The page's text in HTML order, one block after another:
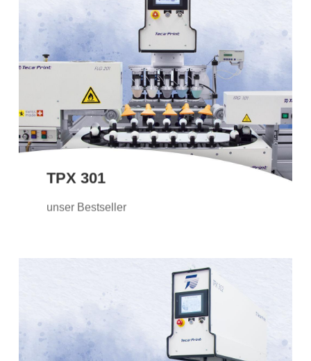
TPX 301
unser Bestseller
TPX 301
Die TPX 301 ist unser absoluter
Bestseller. Dank modernster Software
bietet die TPX 301 einen hochflexiblen
Druckprozess und wird oft auch in
Anlagen integriert.
TPX 302